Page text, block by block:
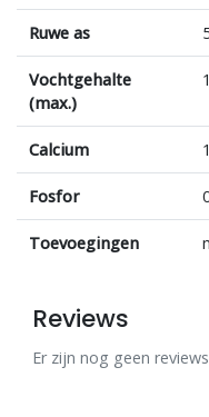
Ruwe as
Vochtgehalte
(max.)
Calcium
Fosfor
Toevoegingen
Reviews
Er zijn nog geen